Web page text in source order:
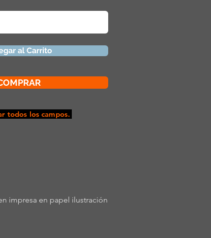
al Carrito
todos los campos.
impresa en papel ilustración